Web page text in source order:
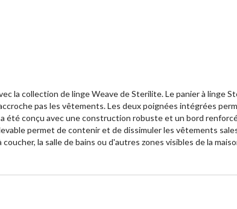
la collection de linge Weave de Sterilite. Le panier à
pas les vêtements. Les deux poignées intégrées
été conçu avec une construction robuste et un bord
permet de contenir et de dissimuler les vêtements
la salle de bains ou d'autres zones visibles de la